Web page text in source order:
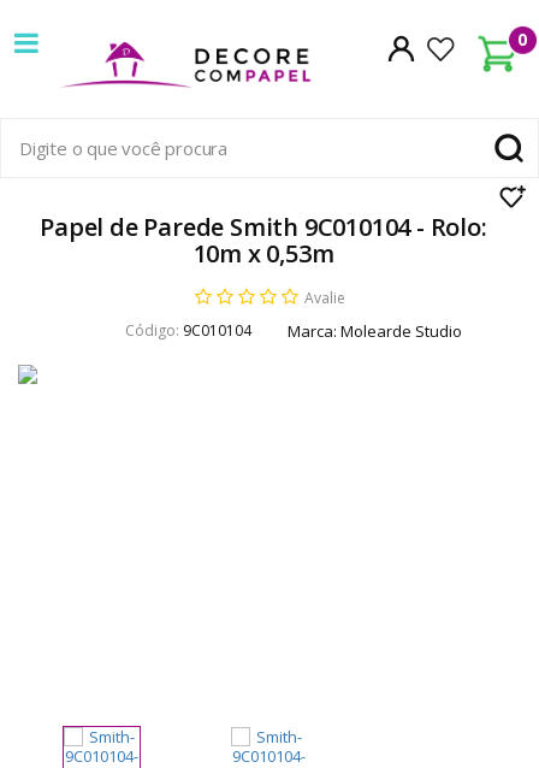
0
Decore
com
papel
pioneira
venda
Papel de Parede Smith 9C010104 - Rolo:
10m x 0,53m
Avalie
Código: 9C010104 Marca: Molearde Studio